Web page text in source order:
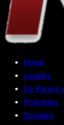
Home
Locales
De Perros
Policiales
Sociales